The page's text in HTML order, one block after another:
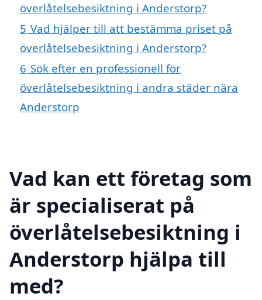
överlåtelsebesiktning i Anderstorp?
5 Vad hjälper till att bestämma priset på
överlåtelsebesiktning i Anderstorp?
6 Sök efter en professionell för
överlåtelsebesiktning i andra städer nära
Anderstorp
Vad kan ett företag som
är specialiserat på
överlåtelsebesiktning i
Anderstorp hjälpa till
med?